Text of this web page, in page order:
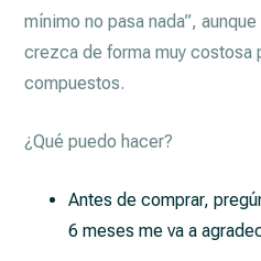
mínimo no pasa nada”,
crezca de forma muy costosa
compuestos.
¿Qué puedo hacer?
Antes de comprar,
6 meses me va a